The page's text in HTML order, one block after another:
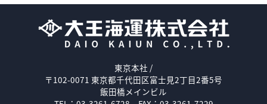
東京本社 /
〒102-0071 東京都千代田区富士見2丁目2番5号
飯田橋メインビル